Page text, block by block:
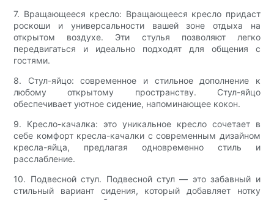
7. Вращающееся кресло: Вращающееся кресло придаст
роскоши и универсальности вашей зоне отдыха на
открытом воздухе. Эти стулья позволяют легко
передвигаться и идеально подходят для общения с
гостями.
8. Стул-яйцо: современное и стильное дополнение к
любому открытому пространству. Стул-яйцо
обеспечивает уютное сидение, напоминающее кокон.
9. Кресло-качалка: это уникальное кресло сочетает в
себе комфорт кресла-качалки с современным дизайном
кресла-яйца, предлагая одновременно стиль и
расслабление.
10. Подвесной стул. Подвесной стул — это забавный и
стильный вариант сидения, который добавляет нотку